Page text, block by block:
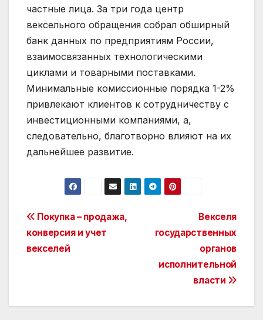
частные лица. За три года центр
вексельного обращения собрал обширный
банк данных по предприятиям России,
взаимосвязанных технологическими
циклами и товарными поставками.
Минимальные комиссионные порядка 1-2%
привлекают клиентов к сотрудничеству с
инвестиционными компаниями, а,
следовательно, благотворно влияют на их
дальнейшее развитие.
Post
navigation
Векселя
государственных
органов
исполнительной
власти
Покупка – продажа,
конверсия и учет
векселей